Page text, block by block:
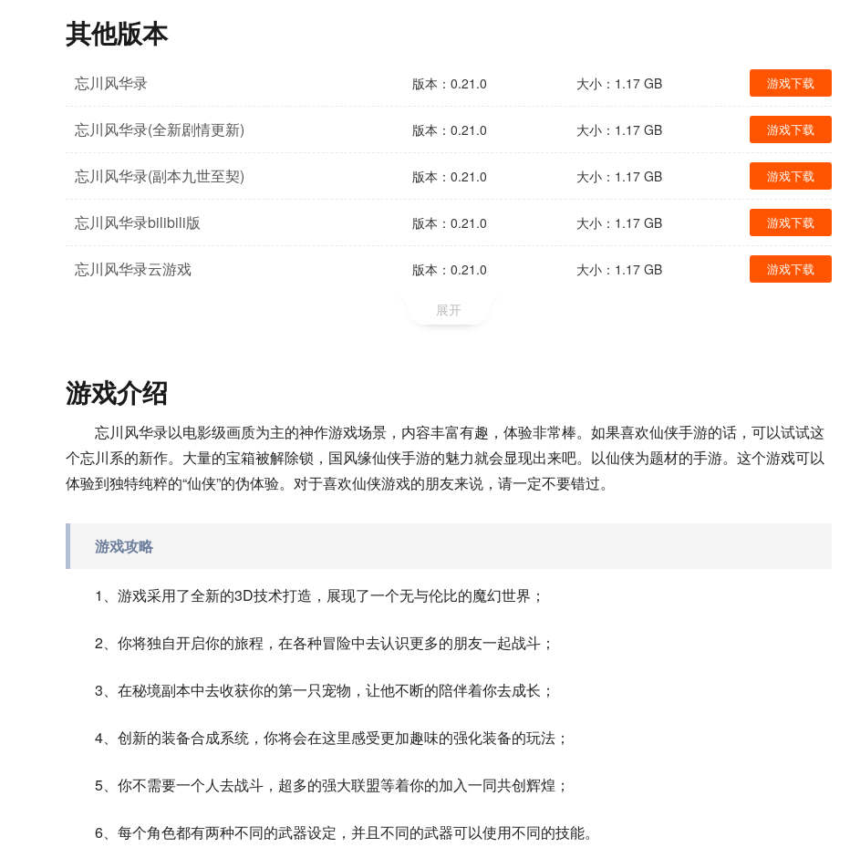
其他版本
忘川风华录 版本：0.21.0 大小：1.17 GB 游戏下载
忘川风华录(全新剧情更新) 版本：0.21.0 大小：1.17 GB 游戏下载
忘川风华录(副本九世至契) 版本：0.21.0 大小：1.17 GB 游戏下载
忘川风华录bilibili版 版本：0.21.0 大小：1.17 GB 游戏下载
忘川风华录云游戏 版本：0.21.0 大小：1.17 GB 游戏下载
展开
游戏介绍
忘川风华录以电影级画质为主的神作游戏场景，内容丰富有趣，体验非常棒。如果喜欢仙侠手游的话，可以试试这
个忘川系的新作。大量的宝箱被解除锁，国风缘仙侠手游的魅力就会显现出来吧。以仙侠为题材的手游。这个游戏可以
体验到独特纯粹的“仙侠”的伪体验。对于喜欢仙侠游戏的朋友来说，请一定不要错过。
游戏攻略
1、游戏采用了全新的3D技术打造，展现了一个无与伦比的魔幻世界；
2、你将独自开启你的旅程，在各种冒险中去认识更多的朋友一起战斗；
3、在秘境副本中去收获你的第一只宠物，让他不断的陪伴着你去成长；
4、创新的装备合成系统，你将会在这里感受更加趣味的强化装备的玩法；
5、你不需要一个人去战斗，超多的强大联盟等着你的加入一同共创辉煌；
6、每个角色都有两种不同的武器设定，并且不同的武器可以使用不同的技能。